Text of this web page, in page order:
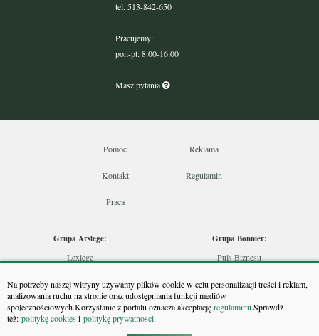
Na potrzeby naszej witryny używamy plików cookie w celu personalizacji treści i reklam,
analizowania ruchu na stronie oraz udostępniania funkcji mediów
społecznościowych.Korzystanie z portalu oznacza akceptacjęregulaminu.Sprawdź
też: politykę cookiesi politykę prywatności.
tel. 513-842-650
Pracujemy:
pon-pt: 8:00-16:00
Masz pytania
Pomoc Reklama
Kontakt Regulamin
Praca
Grupa Arslege:
Lexlege
Skarbowcy
Urzędnik
Rzeczoznawca
Grupa Bonnier:
Puls Biznesu
Puls Medycyny
Monitor Firm